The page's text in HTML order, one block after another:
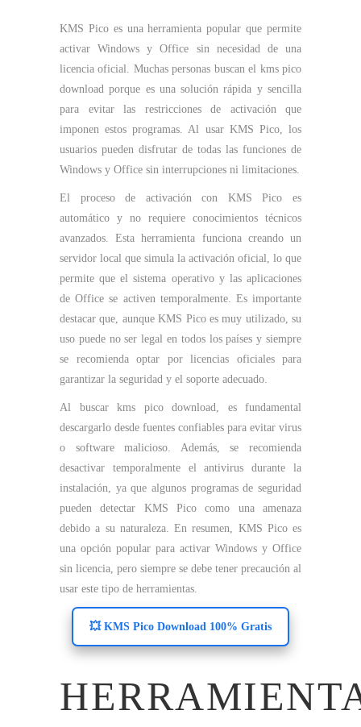
KMS Pico es una herramienta popular que permite
activar Windows y Office sin necesidad de una
licencia oficial. Muchas personas buscan el kms pico
download porque es una solución rápida y sencilla
para evitar las restricciones de activación que
imponen estos programas. Al usar KMS Pico, los
usuarios pueden disfrutar de todas las funciones de
Windows y Office sin interrupciones ni limitaciones.
El proceso de activación con KMS Pico es
automático y no requiere conocimientos técnicos
avanzados. Esta herramienta funciona creando un
servidor local que simula la activación oficial, lo que
permite que el sistema operativo y las aplicaciones
de Office se activen temporalmente. Es importante
destacar que, aunque KMS Pico es muy utilizado, su
uso puede no ser legal en todos los países y siempre
se recomienda optar por licencias oficiales para
garantizar la seguridad y el soporte adecuado.
Al buscar kms pico download, es fundamental
descargarlo desde fuentes confiables para evitar virus
o software malicioso. Además, se recomienda
desactivar temporalmente el antivirus durante la
instalación, ya que algunos programas de seguridad
pueden detectar KMS Pico como una amenaza
debido a su naturaleza. En resumen, KMS Pico es
una opción popular para activar Windows y Office
sin licencia, pero siempre se debe tener precaución al
usar este tipo de herramientas.
💥 KMS Pico Download 100% Gratis